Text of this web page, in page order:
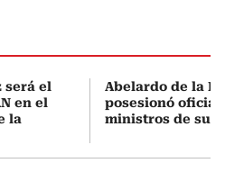
será el
en el
la
Abelardo de la
posesionó
ministros de su